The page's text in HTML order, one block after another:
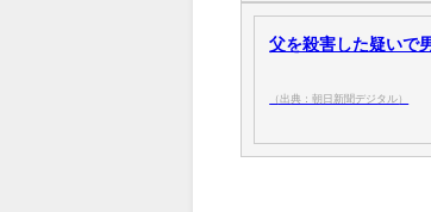
父を殺害した疑いで
（出典：朝日新聞デジタル）